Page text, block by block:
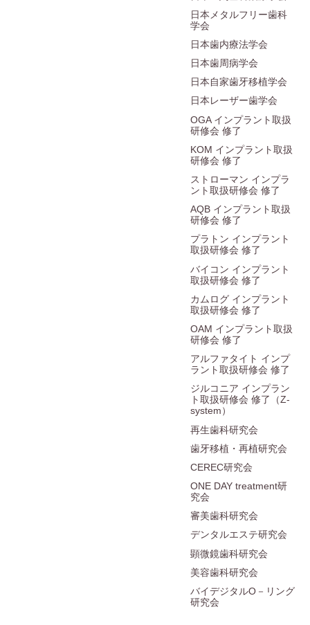
日本メタルフリー歯科
学会
日本歯内療法学会
日本歯周病学会
日本自家歯牙移植学会
日本レーザー歯学会
OGA インプラント取扱
研修会 修了
KOM インプラント取扱
研修会 修了
ストローマン インプラ
ント取扱研修会 修了
AQB インプラント取扱
研修会 修了
プラトン インプラント
取扱研修会 修了
バイコン インプラント
取扱研修会 修了
カムログ インプラント
取扱研修会 修了
OAM インプラント取扱
研修会 修了
アルファタイト インプ
ラント取扱研修会 修了
ジルコニア インプラン
ト取扱研修会 修了（Z-
system）
再生歯科研究会
歯牙移植・再植研究会
CEREC研究会
ONE DAY treatment研
究会
審美歯科研究会
デンタルエステ研究会
顕微鏡歯科研究会
美容歯科研究会
バイデジタルO－リング
研究会